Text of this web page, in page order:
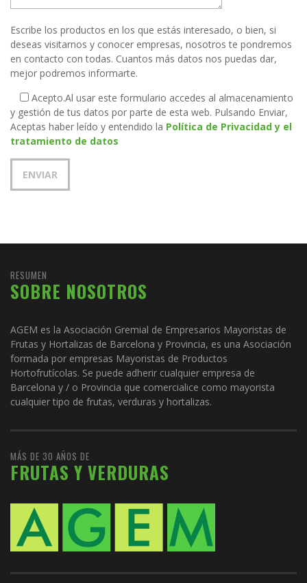
Escribe los productos en los que estás interesado, o bien, si
deseas visitarnos y conocer empresas, nosotros te pondremos
en contacto con todas. Cuantos más datos nos puedas dar,
mejor podremos informarte.
Acepto.Al usar este formulario accedes al almacenamiento
y gestión de tus datos por parte de esta web. Pulsando Enviar,
Aceptas haber leído y entendido la Política de Privacidad y el
tratamiento de datos
RESUMEN
SOBRE NOSOTROS
AGEM es la Asociación Gremial de Empresarios Mayoristas de
Frutas y Hortalizas de Barcelona y Provincia, es una Asociación
formada por empresas Mayoristas de Productos
Hortofrutícolas. Se puede adherir cualquier empresa de
Barcelona y / o Provincia que comercialice como mayorista
cualquier tipo de frutas, verduras y hortalizas.
MÁS DE 30 AÑOS DE
FRUTAS Y VERDURAS